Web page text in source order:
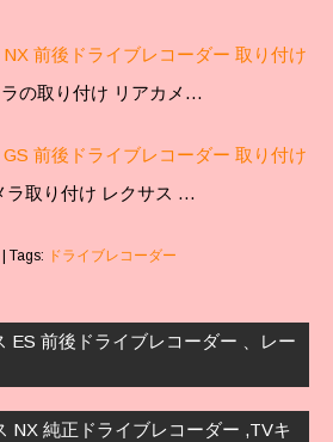
前後ドライブレコーダー 取り付け
ラの取り付け リアカメ…
前後ドライブレコーダー 取り付け
ラ取り付け レクサス …
| Tags: ドライブレコーダー
ES 前後ドライブレコーダー 、レー
NX 純正ドライブレコーダー ,TVキ